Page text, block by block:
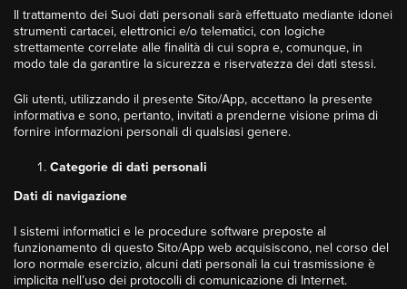
Il trattamento dei Suoi dati personali sarà effettuato mediante idonei
strumenti cartacei, elettronici e/o telematici, con logiche
strettamente correlate alle finalità di cui sopra e, comunque, in
modo tale da garantire la sicurezza e riservatezza dei dati stessi.
Gli utenti, utilizzando il presente Sito/App, accettano la presente
informativa e sono, pertanto, invitati a prenderne visione prima di
fornire informazioni personali di qualsiasi genere.
Categorie di dati personali
Dati di navigazione
I sistemi informatici e le procedure software preposte al
funzionamento di questo Sito/App web acquisiscono, nel corso del
loro normale esercizio, alcuni dati personali la cui trasmissione è
implicita nell’uso dei protocolli di comunicazione di Internet.